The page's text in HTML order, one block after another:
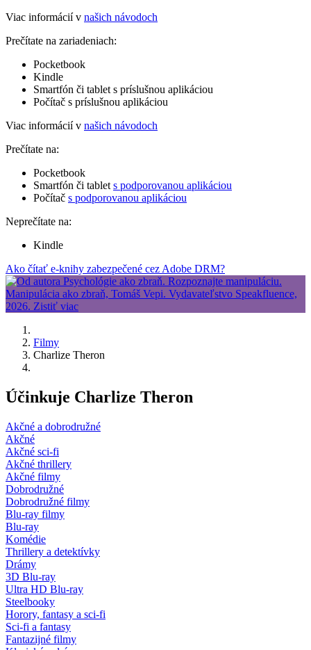
Viac informácií v našich návodoch
Prečítate na zariadeniach:
Pocketbook
Kindle
Smartfón či tablet s príslušnou aplikáciou
Počítač s príslušnou aplikáciou
Viac informácií v našich návodoch
Prečítate na:
Pocketbook
Smartfón či tablet s podporovanou aplikáciou
Počítač s podporovanou aplikáciou
Neprečítate na:
Kindle
Ako čítať e-knihy zabezpečené cez Adobe DRM?
Filmy
Charlize Theron
Účinkuje Charlize Theron
Akčné a dobrodružné
Akčné
Akčné sci-fi
Akčné thrillery
Akčné filmy
Dobrodružné
Dobrodružné filmy
Blu-ray filmy
Blu-ray
Komédie
Thrillery a detektívky
Drámy
3D Blu-ray
Ultra HD Blu-ray
Steelbooky
Horory, fantasy a sci-fi
Sci-fi a fantasy
Fantazijné filmy